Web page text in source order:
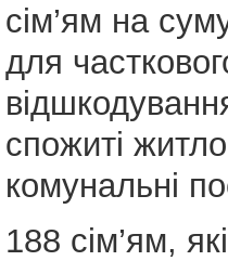
сім’ям на
для
спожиті
комунальні
188 сім’ям, які